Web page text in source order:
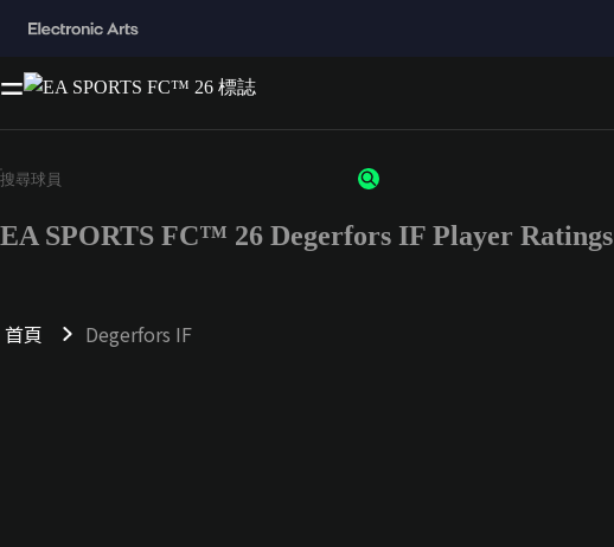
EA SPORTS FC™ 26 Degerfors IF Player Ratings
首頁 Degerfors IF